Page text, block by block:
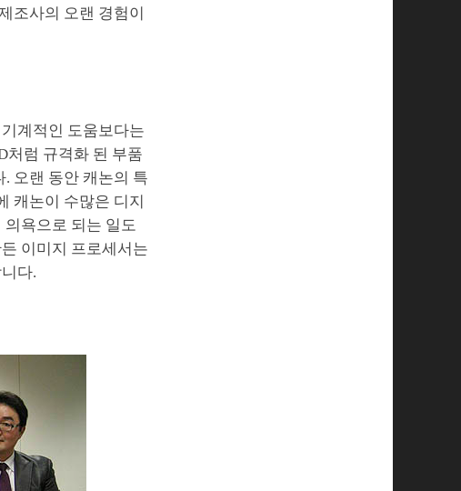
조사의 오랜 경험이
계적인 도움보다는
처럼 규격화 된 부품
오랜 동안 캐논의 특
캐논이 수많은 디지
욕으로 되는 일도
이미지 프로세서는
다.